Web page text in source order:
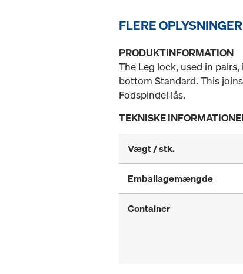
FLERE OPLYSNINGER
PRODUKTINFORMATION
The Leg lock, used in
bottom Standard. This
Fodspindel lås.
TEKNISKE
Vægt / stk.
Emballagemængde
Container